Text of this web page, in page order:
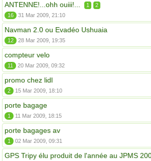
ANTENNE!...ohh ouiii!... 1
2
16
31 Mar 2009, 21:10
Navman 2.0 ou Evadéo Ushuaia
12 28 Mar 2009, 19:35
compteur velo
11 20 Mar 2009, 09:32
promo chez lidl
2 15 Mar 2009, 18:10
porte bagage
1 11 Mar 2009, 18:15
porte bagages av
1 02 Mar 2009, 09:31
GPS Tripy élu produit de l'année au JPMS